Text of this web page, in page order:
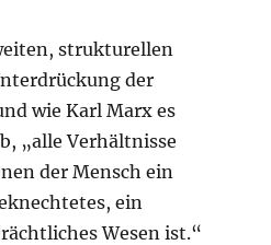
strukturellen
der
wie Karl Marx es
„alle Verhältnisse
der Mensch ein
ein
Wesen ist.“